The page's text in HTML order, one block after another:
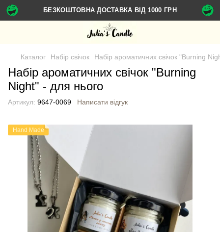
БЕЗКОШТОВНА ДОСТАВКА ВІД 1000 ГРН
Каталог Набір свічок Набір ароматичних свічок "Burning
Набір ароматичних свічок "Burning
Night" - для нього
Артикул: 9647-0069 Написати відгук
Hand Made